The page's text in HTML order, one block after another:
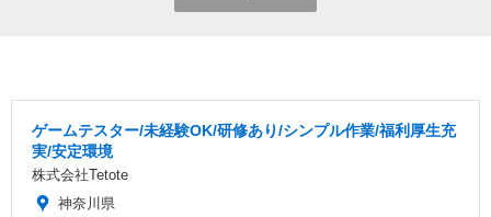
ゲームテスター/未経験OK/研修あり/シンプル作業/福利厚生充
実/安定環境
株式会社Tetote
神奈川県